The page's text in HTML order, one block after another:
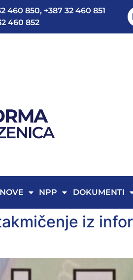
460 850, +387 32 460 851
460 852
NPP DOKUMENTI
iz